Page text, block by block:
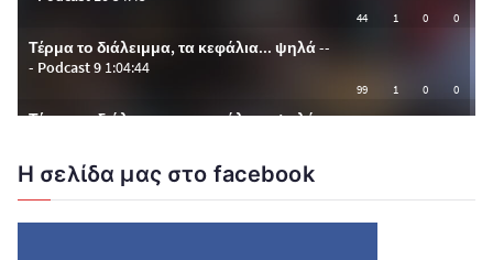
Η σελίδα μας στο facebook